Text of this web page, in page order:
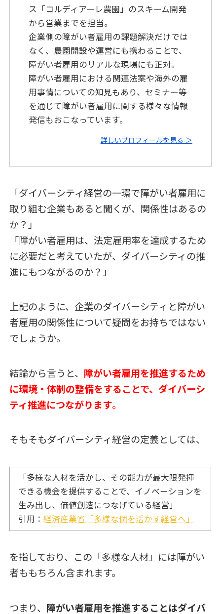
ス「コルディアーレ農園」のスキーム開発
から営業までを担当。
企業側の障がい者雇用の課題解決だけでは
なく、農園開設や運営にも携わることで、
障がい者雇用のリアルな現場にも正対。
障がい者雇用における関連法案や海外の雇
用事情についての知見もあり、セミナー等
を通じて障がい者雇用に関する様々な情報
発信もおこなっています。
詳しいプロフィールを見る ＞
「ダイバーシティ経営の一環で障がい者雇用に
取り組む企業もあると聞くが、関係性はあるの
か？」
「障がい者雇用は、法定雇用率を達成するため
に必要だと考えていたが、ダイバーシティの推
進にもつながるのか？」
上記のように、企業のダイバーシティと障がい
者雇用の関係性について疑問をお持ちではない
でしょうか。
結論から言うと、
障がい者雇用を推進するため
に環境・体制の整備をすることで、ダイバーシ
ティ推進につながります。
そもそもダイバーシティ経営の定義としては、
「 多様な人材を活かし、その能力が最大限発揮
できる機会を提供することで、イノベーションを
生み出し、価値創造につなげている経営」
引用： 経済産業省「多様な個を活かす経営へ」
を指しており、この「多様な人材」には障がい
者ももちろん含まれます。
つまり、
障がい者雇用を推進することはダイバ